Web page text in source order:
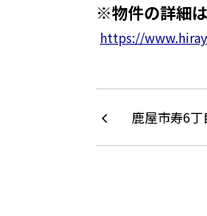
※物件の詳細
https://
鹿屋市寿6